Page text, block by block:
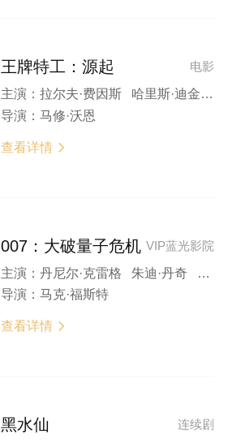
电影
王牌特工：源起
主演： 拉尔夫·费因斯 哈里斯·迪金森 瑞斯·伊凡斯 杰曼·翰苏 杰玛·阿特登
导演： 马修·沃恩
查看详情 
VIP蓝光影院
007：大破量子危机
主演： 丹尼尔·克雷格 朱迪·丹奇 欧嘉·柯瑞兰寇 马修·阿马立克 杰玛·阿特登
导演： 马克·福斯特
查看详情 
连续剧
黑水仙